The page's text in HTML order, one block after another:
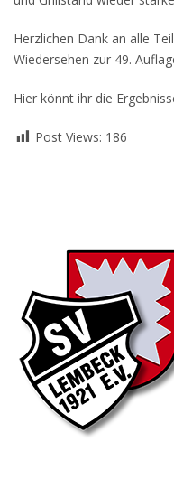
Herzlichen Dank an alle
Wiedersehen zur 49.
Hier könnt ihr die Ergebniss
Post Views: 186